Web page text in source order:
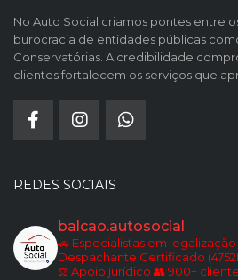
No Auto Social criamos pontes entre
burocracia de entidades públicas
Conservatórias. A credibilidade
clientes fortalecem os serviços que
REDES SOCIAIS
balcao.autosocial
🚗 Especialistas em
Despachante Certificado
⚖️ Apoio jurídico 👥 900+